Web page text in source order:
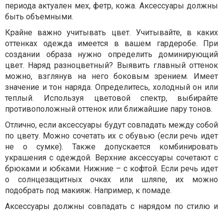
периода актуален мех, фетр, кожа. Аксессуары должны
быть объемными.
Крайне важно учитывать цвет. Учитывайте, в каких
оттенках одежда имеется в вашем гардеробе. При
создании образа нужно определить доминирующий
цвет. Наряд разноцветный? Выявить главный оттенок
можно, взглянув на него боковым зрением. Имеет
значение и тон наряда. Определитесь, холодный он или
теплый. Используя цветовой спектр, выбирайте
противоположный оттенок или ближайшие пару тонов.
Отлично, если аксессуары будут совпадать между собой
по цвету. Можно сочетать их с обувью (если речь идет
не о сумке). Также допускается комбинировать
украшения с одеждой. Верхние аксессуары сочетают с
брюками и юбками. Нижние – с кофтой. Если речь идет
о солнцезащитных очках или шляпе, их можно
подобрать под макияж. Например, к помаде.
Аксессуары должны совпадать с нарядом по стилю и